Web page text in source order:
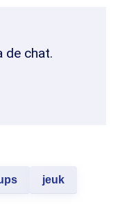
de chat.
jeuk